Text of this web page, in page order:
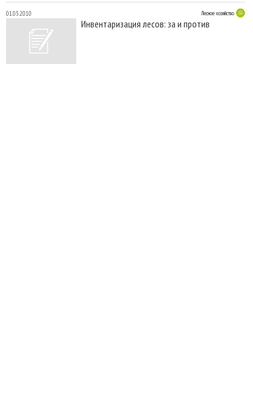
01.05.2010 Лесное хозяйство
Инвентаризация лесов: за и против